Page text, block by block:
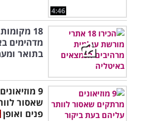
4:46
18
מדהימים
בתואר
9
שאסור
פנים ואופן